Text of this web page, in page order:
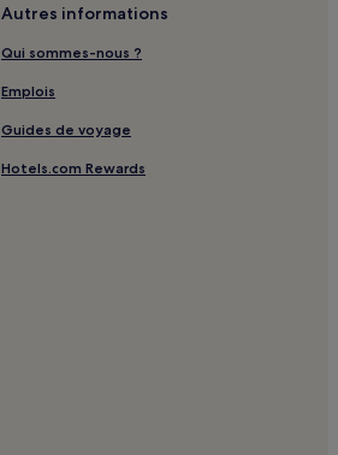
Autres informations
Qui sommes-nous ?
Emplois
Guides de voyage
Hotels.com Rewards